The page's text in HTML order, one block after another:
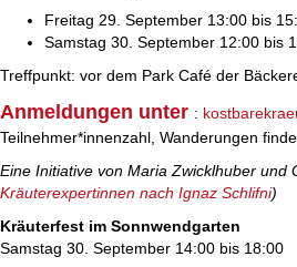
Freitag 29. September 13:00 bis
Samstag 30. September 12:00 bis
Treffpunkt: vor dem Park Café der
Anmeldungen unter :
Teilnehmer*innenzahl, Wanderungen
Eine Initiative von Maria Zwicklhuber und
Kräuterexpertinnen nach Ignaz Schlifni)
Kräuterfest im Sonnwendgarten
Samstag 30. September 14:00 bis 18:00